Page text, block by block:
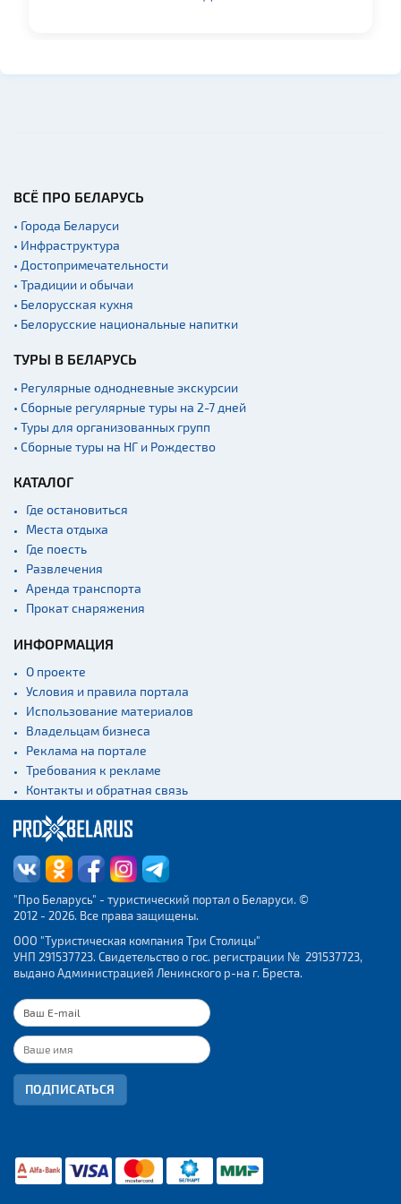
Новости
Спортинг-клубы и тиры
Ратуши
Родовые усадьбы
Садово-парковая
архитектура
людям
Кладбище
Монастыри
Театры
Концертные залы
Начало и окончание
экскурсий: г. Минск
сооружения
Веломаршруты
Аэропорты
Железнодорожные
вокзалы
ВСЁ ПРО БЕЛАРУСЬ
• Города Беларуси
• Инфраструктура
• Достопримечательности
• Традиции и обычаи
• Белорусская кухня
• Белорусские национальные напитки
ТУРЫ В БЕЛАРУСЬ
• Регулярные однодневные экскурсии
• Сборные регулярные туры на 2-7 дней
• Туры для организованных групп
• Сборные туры на НГ и Рождество
КАТАЛОГ
Где остановиться
Места отдыха
Где поесть
Развлечения
Аренда транспорта
Прокат снаряжения
ИНФОРМАЦИЯ
О проекте
Условия и правила портала
Использование материалов
Владельцам бизнеса
Реклама на портале
Требования к рекламе
Контакты и обратная связь
"Про Беларусь" - туристический портал о Беларуси. ©
2012 - 2026. Все права защищены.
ООО "Туристическая компания Три Столицы"
УНП 291537723. Свидетельство о гос. регистрации № 291537723,
выдано Администрацией Ленинского р-на г. Бреста.
ПОДПИСАТЬСЯ